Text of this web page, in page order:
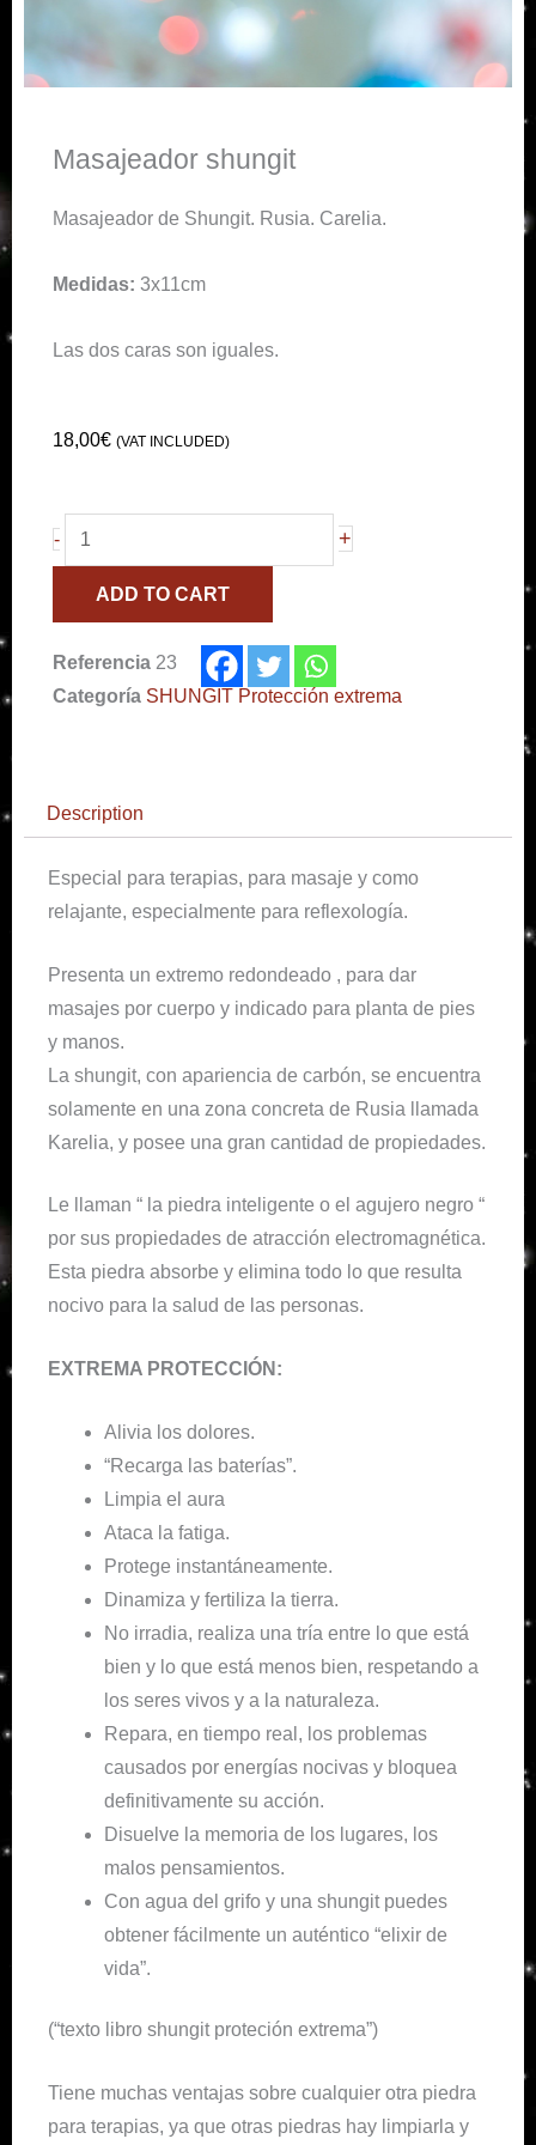
Masajeador shungit
Masajeador de Shungit. Rusia. Carelia.
Medidas: 3x11cm
Las dos caras son iguales.
18,00€ (VAT INCLUDED)
-
Masajeador
shungit
quantity
+
ADD TO CART
Referencia 23
Categoría SHUNGIT Protección extrema
Description
Especial para terapias, para masaje y como
relajante, especialmente para reflexología.
Presenta un extremo redondeado , para dar
masajes por cuerpo y indicado para planta de pies
y manos.
La shungit, con apariencia de carbón, se encuentra
solamente en una zona concreta de Rusia llamada
Karelia, y posee una gran cantidad de propiedades.
Le llaman “ la piedra inteligente o el agujero negro “
por sus propiedades de atracción electromagnética.
Esta piedra absorbe y elimina todo lo que resulta
nocivo para la salud de las personas.
EXTREMA PROTECCIÓN:
Alivia los dolores.
“Recarga las baterías”.
Limpia el aura
Ataca la fatiga.
Protege instantáneamente.
Dinamiza y fertiliza la tierra.
No irradia, realiza una tría entre lo que está
bien y lo que está menos bien, respetando a
los seres vivos y a la naturaleza.
Repara, en tiempo real, los problemas
causados por energías nocivas y bloquea
definitivamente su acción.
Disuelve la memoria de los lugares, los
malos pensamientos.
Con agua del grifo y una shungit puedes
obtener fácilmente un auténtico “elixir de
vida”.
(“texto libro shungit proteción extrema”)
Tiene muchas ventajas sobre cualquier otra piedra
para terapias, ya que otras piedras hay limpiarla y